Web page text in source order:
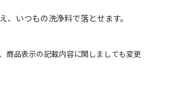
いつもの洗浄料で落とせます。
商品表示の記載内容に関しましても変更